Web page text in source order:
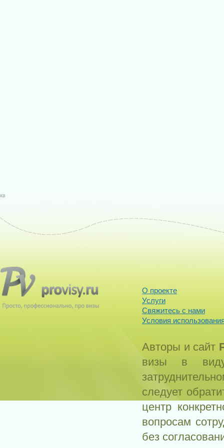
О проекте
Услуги
Свяжитесь с нами
Условия
Авторы и сайт
визы в виду
следует
центр
вопросам
без